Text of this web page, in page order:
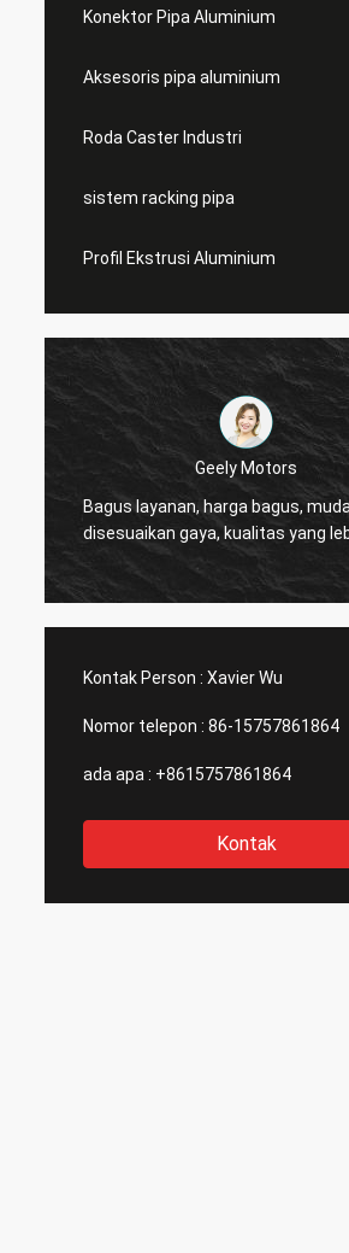
Konektor Pipa Aluminium
Aksesoris pipa aluminium
Roda Caster Industri
sistem racking pipa
Profil Ekstrusi Aluminium
harga bagus, mudah
kualitas yang lebih baik.
Hai,
2808
Kontak Person : Xavier Wu
Nomor telepon : 86-15757861864
ada apa : +8615757861864
Kontak